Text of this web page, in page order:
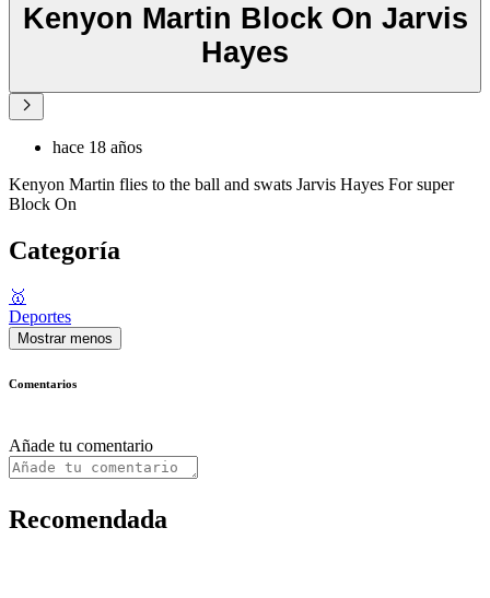
Kenyon Martin Block On Jarvis
Hayes
hace 18 años
Kenyon Martin flies to the ball and swats Jarvis Hayes For super
Block On
Categoría
🥇
Deportes
Mostrar menos
Comentarios
Añade tu comentario
Recomendada